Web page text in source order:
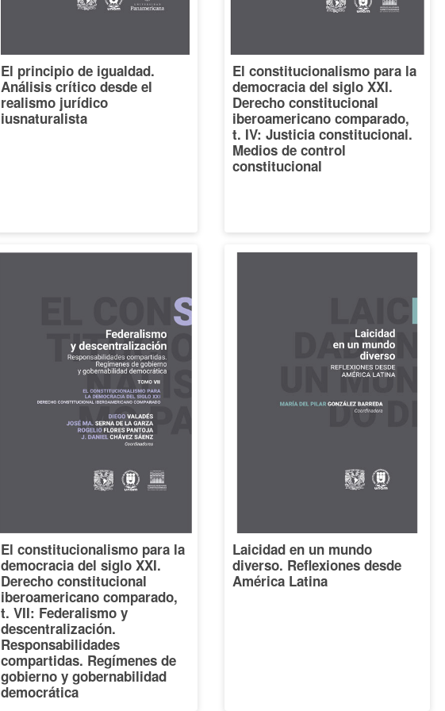
El principio de igualdad.
Análisis crítico desde el
realismo jurídico
iusnaturalista
El constitucionalismo para la
democracia del siglo XXI.
Derecho constitucional
iberoamericano comparado,
t. IV: Justicia constitucional.
Medios de control
constitucional
El constitucionalismo para la
democracia del siglo XXI.
Derecho constitucional
iberoamericano comparado,
t. VII: Federalismo y
descentralización.
Responsabilidades
compartidas. Regímenes de
gobierno y gobernabilidad
democrática
Laicidad en un mundo
diverso. Reflexiones desde
América Latina